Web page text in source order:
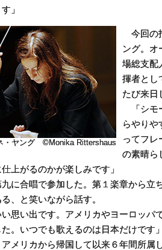
」
・ヤング ©Monika Rittershaus
今回の
ング。オ
場総支配
揮者とし
たび来日
「シモ
らやりや
ってフレ
の素晴ら
上がるのかが楽しみです」
に合唱で参加した。第１楽章から立
、と笑いながら話す。
思い出です。アメリカやヨーロッパ
。いつでも歌えるのは日本だけです」
メリカから帰国して以来６年間所属